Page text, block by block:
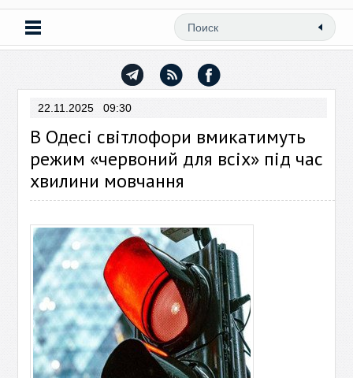
22.11.2025 09:30
В Одесі світлофори вмикатимуть
режим «червоний для всіх» під час
хвилини мовчання